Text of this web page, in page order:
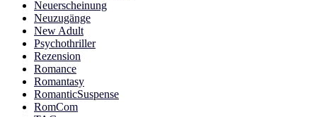
Neuerscheinung
Neuzugänge
New Adult
Psychothriller
Rezension
Romance
Romantasy
RomanticSuspense
RomCom